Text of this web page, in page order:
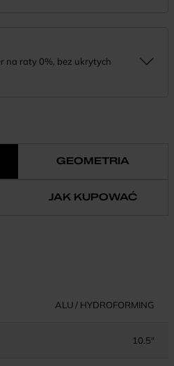
na raty 0%, bez ukrytych
GEOMETRIA
JAK KUPOWAĆ
ALU / HYDROFORMING
10.5"